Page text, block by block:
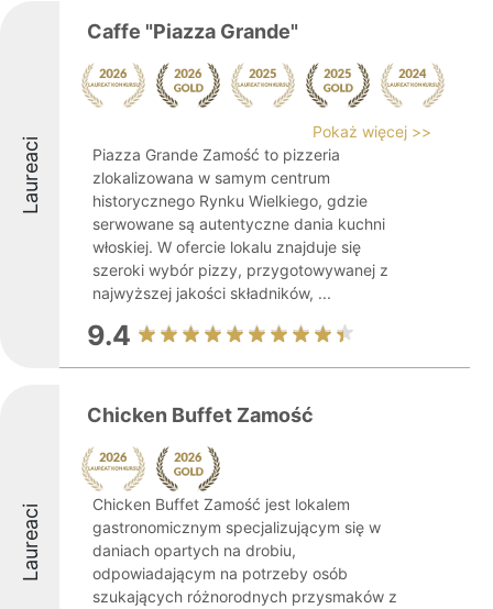
Laureaci
Caffe "Piazza Grande"
Pokaż więcej >>
Piazza Grande Zamość to pizzeria
zlokalizowana w samym centrum
historycznego Rynku Wielkiego, gdzie
serwowane są autentyczne dania kuchni
włoskiej. W ofercie lokalu znajduje się
szeroki wybór pizzy, przygotowywanej z
najwyższej jakości składników, ...
9.4
Laureaci
Chicken Buffet Zamość
Chicken Buffet Zamość jest lokalem
gastronomicznym specjalizującym się w
daniach opartych na drobiu,
odpowiadającym na potrzeby osób
szukających różnorodnych przysmaków z